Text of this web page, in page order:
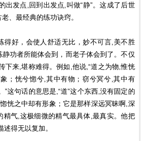
出发点,回到出发点,叫做“静”。这成了后世
、最经典的练功诀窍。
好，会使人舒适无比，妙不可言,美不胜
功者所能体会到，而老子体会到了。不仅
下来,堪称难得。例如,他说,“道之为物,惟恍
；恍兮惚兮,其中有物；窃兮冥兮,其中有
”这句话的意思是,“道”这个东西,没有固定的
恍之中却有形象；它是那样深远冥昧啊,深
精气,这极细微的精气最具体,最真实。他把
得无以复加。